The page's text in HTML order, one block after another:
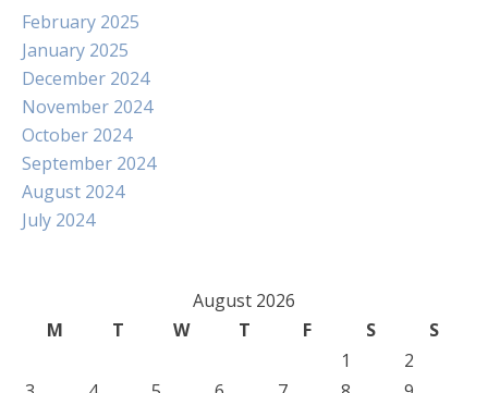
February 2025
January 2025
December 2024
November 2024
October 2024
September 2024
August 2024
July 2024
August 2026
M
T W T F S
S
1
2